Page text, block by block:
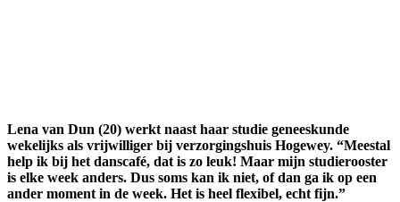
Lena van Dun (20) werkt naast haar studie geneeskunde
wekelijks als vrijwilliger bij verzorgingshuis Hogewey. “Meestal
help ik bij het danscafé, dat is zo leuk! Maar mijn studierooster
is elke week anders. Dus soms kan ik niet, of dan ga ik op een
ander moment in de week. Het is heel flexibel, echt fijn.”